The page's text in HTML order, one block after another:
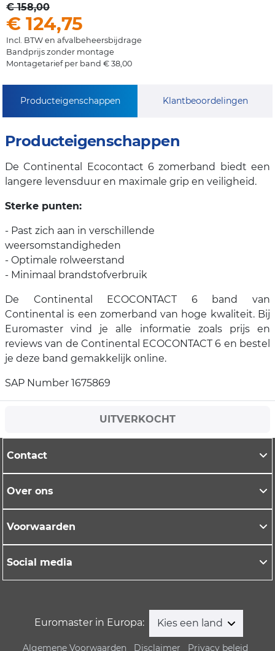
€ 158,00
€ 124,75
Incl. BTW en afvalbeheersbijdrage
Bandprijs zonder montage
Montagetarief per band € 38,00
Producteigenschappen Klantbeoordelingen
Producteigenschappen
De Continental Ecocontact 6 zomerband biedt een
langere levensduur en maximale grip en veiligheid.
Sterke punten:
- Past zich aan in verschillende
weersomstandigheden
- Optimale rolweerstand
- Minimaal brandstofverbruik
De Continental ECOCONTACT 6 band van
Continental is een zomerband van hoge kwaliteit. Bij
Euromaster vind je alle informatie zoals prijs en
reviews van de Continental ECOCONTACT 6 en bestel
je deze band gemakkelijk online.
SAP Number 1675869
UITVERKOCHT
Contact
Over ons
Voorwaarden
Social media
Euromaster in Europa: Kies een land
Algemene Voorwaarden Disclaimer Privacy beleid